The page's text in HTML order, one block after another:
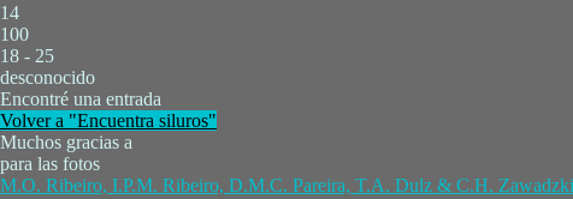
14
100
18 - 25
desconocido
Encontré una entrada
Volver a "Encuentra siluros"
Muchos gracias a
para las fotos
M.O. Ribeiro, I.P.M. Ribeiro, D.M.C. Pareira, T.A. Dulz & C.H. Zawadzki